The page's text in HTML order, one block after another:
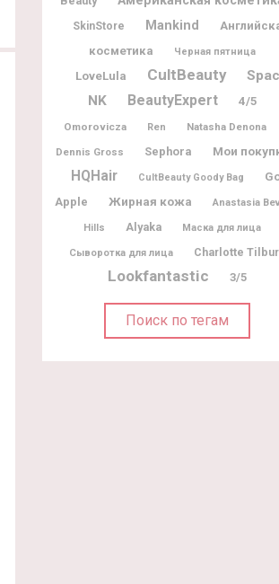
SkinStore Mankind
косметика
Черная пятница
LoveLula CultBeauty
NK
BeautyExpert 4/5
Omorovicza Ren Natasha Denona
Dennis Gross
Sephora Мои
HQHair CultBeauty Goody Bag
Apple
Жирная кожа Anastasia
Hills Alyaka Маска для лица
Сыворотка для лица Charlotte
Lookfantastic 3/5
Поиск по тегам